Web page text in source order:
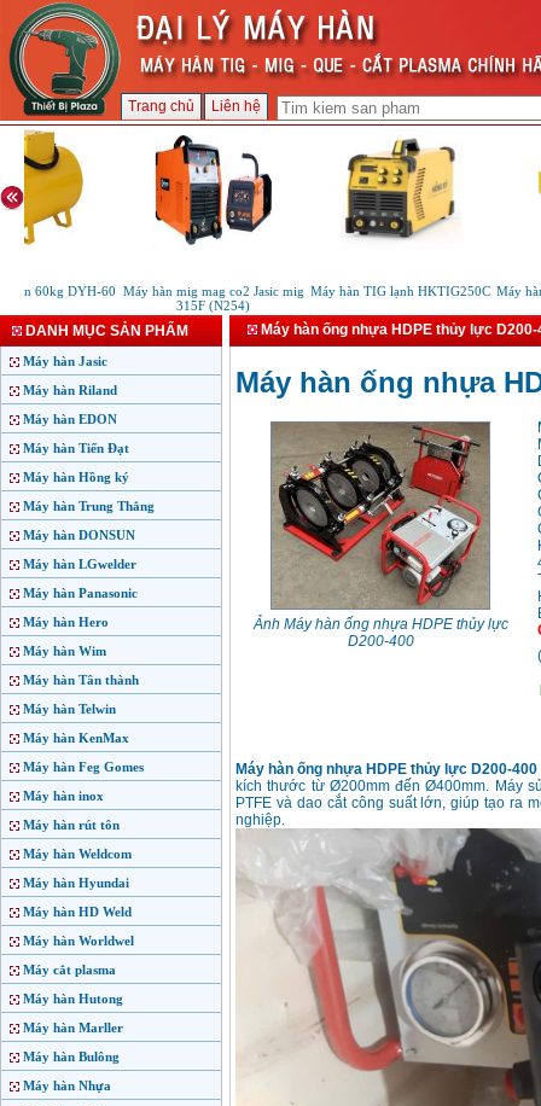
Trang chủ Liên hệ
60kg DYH-60 Máy hàn mig mag co2 Jasic mig
315F (N254)
Máy hàn TIG lạnh HKTIG250C Máy hàn
DANH MỤC SẢN PHẨM
Máy hàn Jasic
Máy hàn Riland
Máy hàn EDON
Máy hàn Tiến Đạt
Máy hàn Hồng ký
Máy hàn Trung Thắng
Máy hàn DONSUN
Máy hàn LGwelder
Máy hàn Panasonic
Máy hàn Hero
Máy hàn Wim
Máy hàn Tân thành
Máy hàn Telwin
Máy hàn KenMax
Máy hàn Feg Gomes
Máy hàn inox
Máy hàn rút tôn
Máy hàn Weldcom
Máy hàn Hyundai
Máy hàn HD Weld
Máy hàn Worldwel
Máy cắt plasma
Máy hàn Hutong
Máy hàn Marller
Máy hàn Bulông
Máy hàn Nhựa
Máy hàn ống nhựa HDPE thủy lực D200-
Máy hàn ống nhựa
Ảnh Máy hàn ống nhựa HDPE thủy lực
D200-400
(
Máy hàn ống nhựa HDPE thủy lực D200-400
kích thước từ Ø200mm đến Ø400mm. Máy
PTFE và dao cắt công suất lớn, giúp tạo ra
nghiệp.